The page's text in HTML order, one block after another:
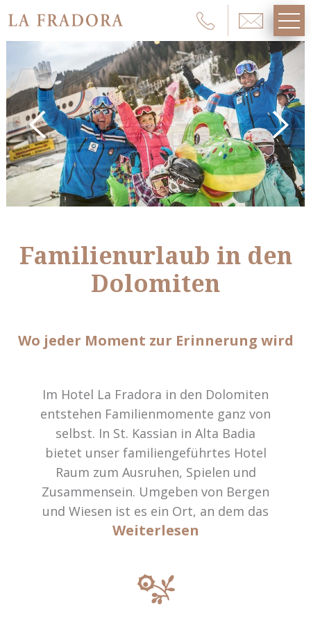
Familienurlaub in den
Dolomiten
Wo jeder Moment zur Erinnerung wird
Im Hotel La Fradora in den Dolomiten
entstehen Familienmomente ganz von
selbst. In St. Kassian in Alta Badia
bietet unser familiengeführtes Hotel
Raum zum Ausruhen, Spielen und
Zusammensein. Umgeben von Bergen
und Wiesen ist es ein Ort, an dem das
Abenteuer direkt vor der Tür beginnt.
Unsere Familiensuiten verbinden
Komfort und Unabhängigkeit, mit zwei
separaten Schlafzimmern und viel Platz
Weiterlesen